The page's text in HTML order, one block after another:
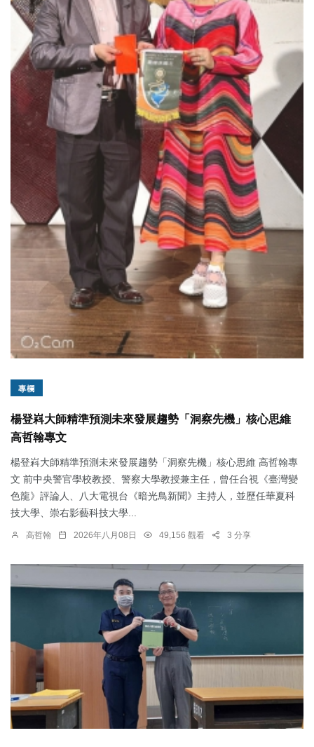
專欄
楊登嵙大師精準預測未來發展趨勢「洞察先機」核心思維
高哲翰專文
楊登嵙大師精準預測未來發展趨勢「洞察先機」核心思維 高哲翰專
文 前中央警官學校教授、警察大學教授兼主任，曾任台視《臺灣變
色龍》評論人、八大電視台《暗光鳥新聞》主持人，並歷任華夏科
技大學、崇右影藝科技大學...
高哲翰 2026年八月08日 49,156 觀看 3 分享